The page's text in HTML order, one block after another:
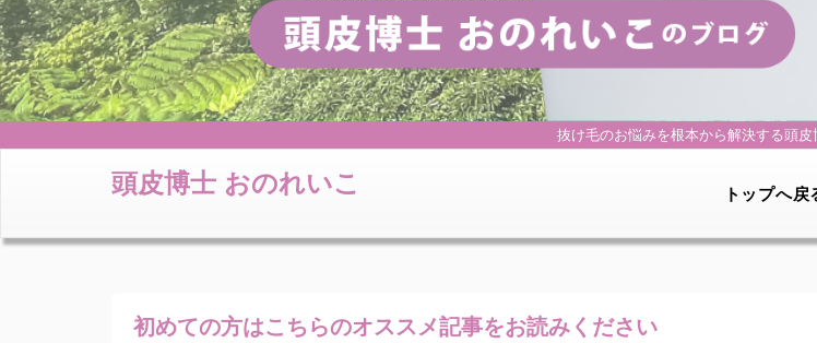
抜け毛のお悩みを根本から解決する頭皮
頭皮博士 おのれいこ トップへ戻
初めての方はこちらのオススメ記事をお読みください